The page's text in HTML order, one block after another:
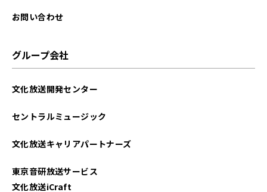
お問い合わせ
グループ会社
文化放送開発センター
セントラルミュージック
文化放送キャリアパートナーズ
東京音研放送サービス
文化放送iCraft